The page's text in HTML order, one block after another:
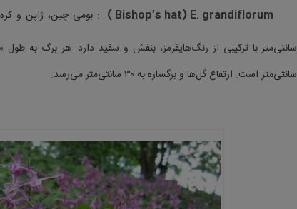
Bishop’s hat) E. grandiflorum )
سانتی‌متر است. ارتفاع گل‌ها و برگساره به ۳۰ سانتی‌متر می‌رسد.